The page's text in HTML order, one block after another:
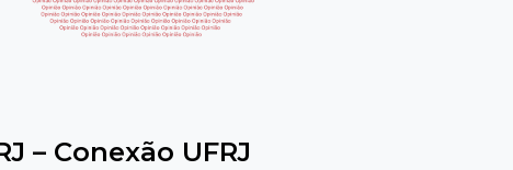
– Conexão UFRJ